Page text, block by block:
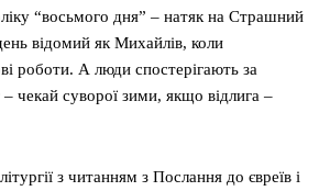
“восьмого дня” – натяк на Страшний
відомий як Михайлів, коли
роботи. А люди спостерігають за
чекай суворої зими, якщо відлига –
з читанням з Послання до євреїв і